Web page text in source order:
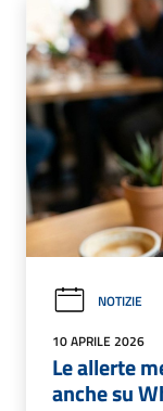
NOTIZIE
10 APRILE 2026
Le allerte
anche su